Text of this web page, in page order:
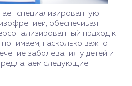
специализированную
обеспечивая
подход к
насколько важно
заболевания у детей и
следующие